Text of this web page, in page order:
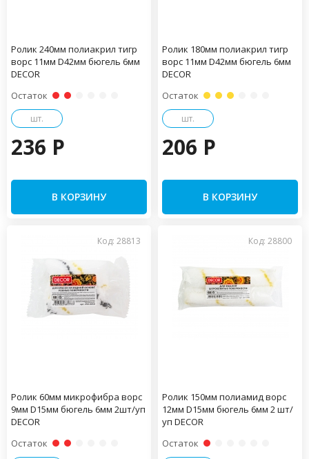
Ролик 240мм полиакрил тигр
ворс 11мм D42мм бюгель 6мм
DECOR
Остаток
шт.
236 P
В КОРЗИНУ
Ролик 180мм полиакрил тигр
ворс 11мм D42мм бюгель 6мм
DECOR
Остаток
шт.
206 P
В КОРЗИНУ
Код: 28813
Ролик 60мм микрофибра ворс
9мм D15мм бюгель 6мм 2шт/уп
DECOR
Остаток
Код: 28800
Ролик 150мм полиамид ворс
12мм D15мм бюгель 6мм 2 шт/
уп DECOR
Остаток